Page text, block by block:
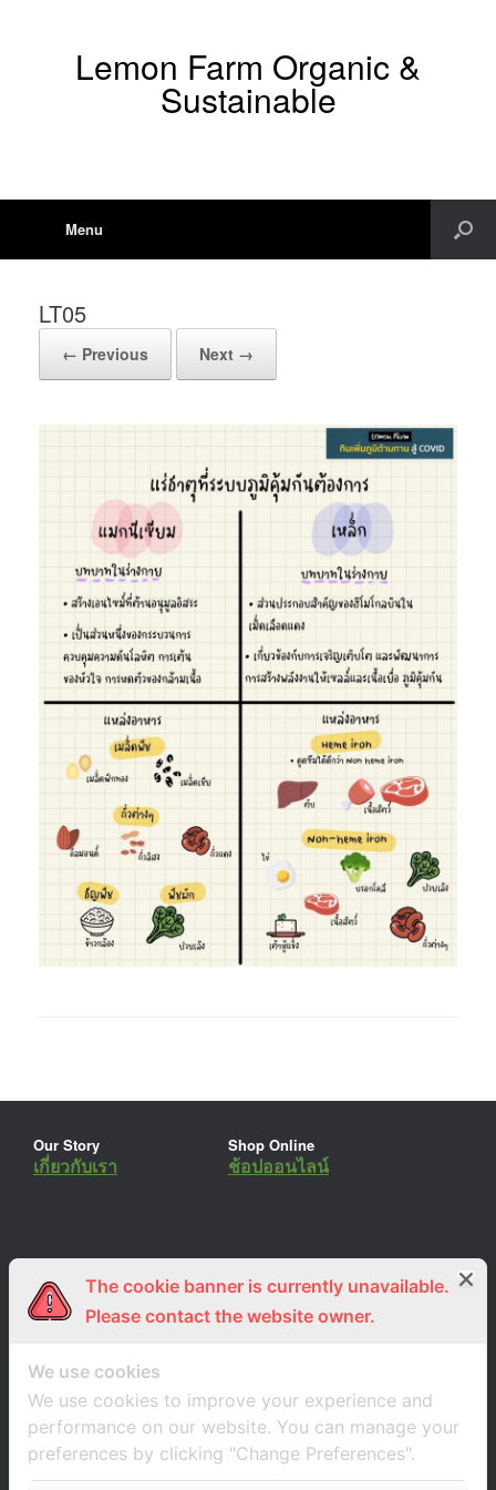
Lemon Farm Organic &
Sustainable
Menu
LT05
← Previous Next →
Our Story
เกี่ยวกับเรา
Shop Online
ช้อปออนไลน์
ร่วมงานกับเรา
สมัครงาน
Lemon Farm Cafe
ร้านอาหารอินทรีย์
The cookie banner is currently unavailable.
Please contact the website owner.
We use cookies
We use cookies to improve your experience and
performance on our website. You can manage your
preferences by clicking "Change Preferences".